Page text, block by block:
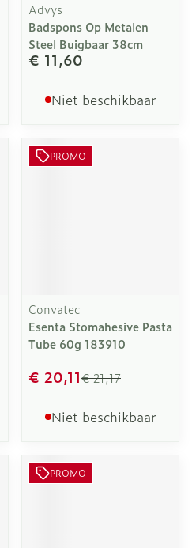
Advys
Badspons Op Metalen
Steel Buigbaar 38cm
€ 11,60
Niet beschikbaar
PROMO
Convatec
Esenta Stomahesive Pasta
Tube 60g 183910
€ 21,17
€ 20,11
Niet beschikbaar
PROMO